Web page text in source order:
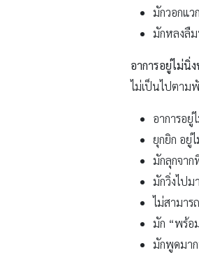
มักวอกแว
มักหลงลื
อาการอยู่ไม่
ไม่เป็นไปตาม
อาการอยู่
ยุกยิก อยู่
มักลุกจา
มักวิ่งไป
ไม่สามาร
มัก “พร้อ
มักพูดมา